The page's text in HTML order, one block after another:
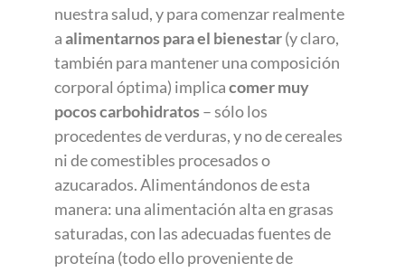
nuestra salud, y para comenzar realmente
aalimentarnos para el bienestar(y claro,
también para mantener una composición
corporal óptima) implicacomer muy
pocos carbohidratos– sólo los
procedentes de verduras, y no de cereales
ni de comestibles procesados o
azucarados. Alimentándonos de esta
manera: una alimentación alta en grasas
saturadas, con las adecuadas fuentes de
proteína (todo ello proveniente de